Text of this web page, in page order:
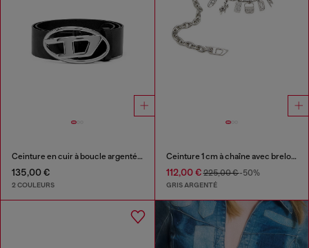
Ceinture en cuir à boucle argentée brillante en D
135,00 €
2 COULEURS
Ceinture 1 cm à chaîne avec breloque en cristal
112,00 €225,00 €-50%
GRIS ARGENTÉ